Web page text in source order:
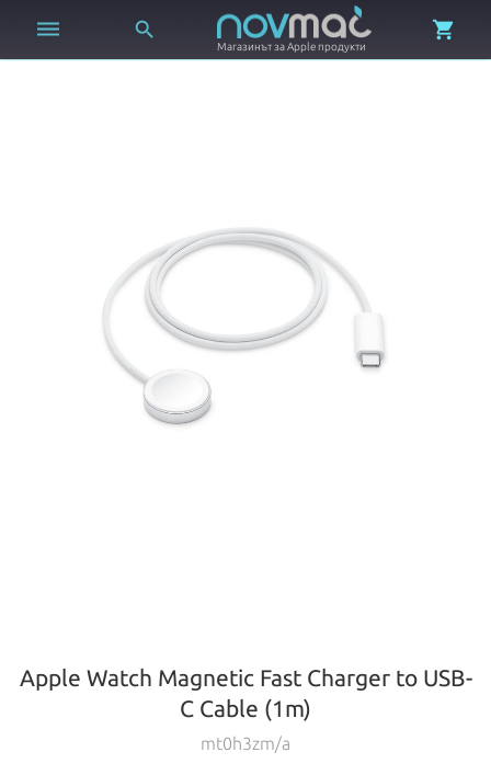
 
Магазинът за Apple продукти

Apple Watch Magnetic Fast Charger to USB-
C Cable (1m)
mt0h3zm/a